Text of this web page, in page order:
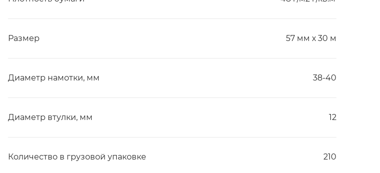
Размер 57 мм х 30 м
Диаметр намотки, мм 38-40
Диаметр втулки, мм 12
Количество в грузовой упаковке 210